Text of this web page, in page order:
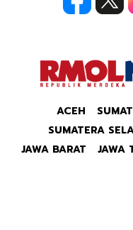
ACEH
SUMATERA
JAWA BARAT
JAWA